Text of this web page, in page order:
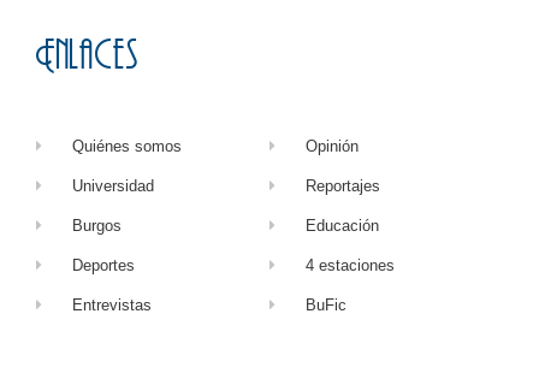
Enlaces
Quiénes somos
Universidad
Burgos
Deportes
Entrevistas
Opinión
Reportajes
Educación
4 estaciones
BuFic